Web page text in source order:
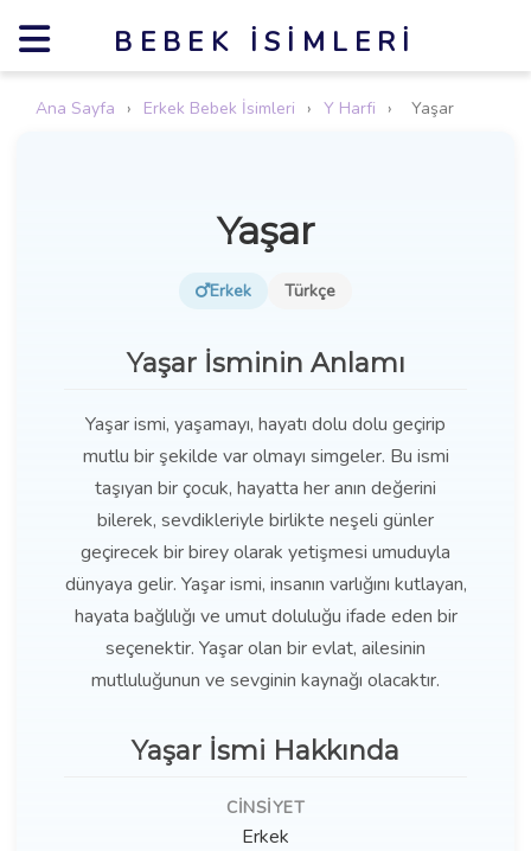
BEBEK İSIMLERI
Ana Sayfa › Erkek Bebek İsimleri › Y Harfi › Yaşar
Yaşar
Erkek Türkçe
Yaşar İsminin Anlamı
Yaşar ismi, yaşamayı, hayatı dolu dolu geçirip
mutlu bir şekilde var olmayı simgeler. Bu ismi
taşıyan bir çocuk, hayatta her anın değerini
bilerek, sevdikleriyle birlikte neşeli günler
geçirecek bir birey olarak yetişmesi umuduyla
dünyaya gelir. Yaşar ismi, insanın varlığını kutlayan,
hayata bağlılığı ve umut doluluğu ifade eden bir
seçenektir. Yaşar olan bir evlat, ailesinin
mutluluğunun ve sevginin kaynağı olacaktır.
Yaşar İsmi Hakkında
CINSIYET
Erkek